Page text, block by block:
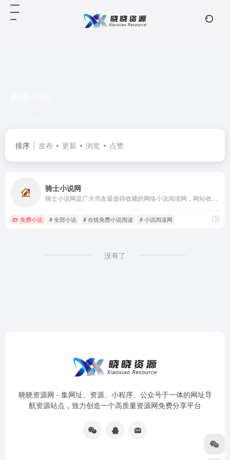
排序 发布 更新 浏览 点赞
骑士小说网
免费小说 # 全部小说 # 在线免费小说阅读 # 小说阅读网
没有了
晓晓资源网 - 集网址、资源、小程序、公众号于一体的网址导
航资源站点，致力创造一个高质量资源网免费分享平台